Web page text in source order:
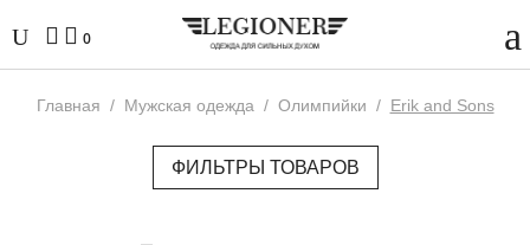
0
Главная / Мужская одежда / Олимпийки / Erik and Sons
ФИЛЬТРЫ ТОВАРОВ